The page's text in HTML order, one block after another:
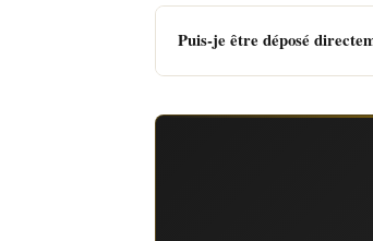
Puis-je être déposé